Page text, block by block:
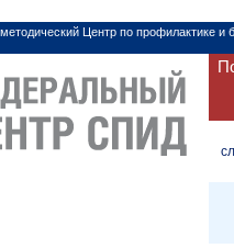
Центр по профилактике